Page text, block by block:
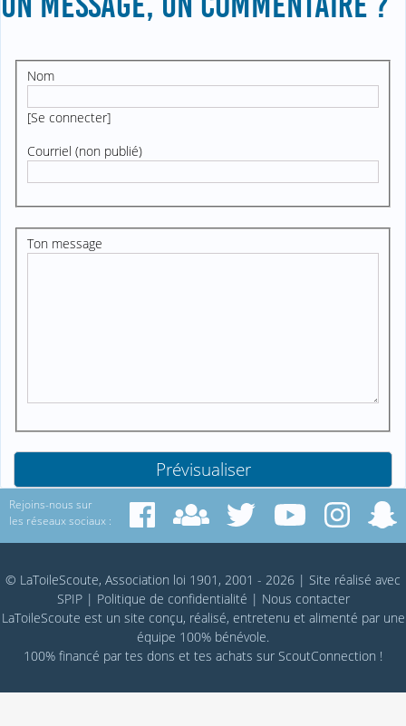
Nom
[Se connecter]
Courriel (non publié)
Ton message
Rejoins-nous sur
les réseaux sociaux :
© LaToileScoute, Association loi 1901, 2001 - 2026 | Site réalisé avec
SPIP| Politique de confidentialité | Nous contacter
LaToileScoute est un site conçu, réalisé, entretenu et alimenté par une
équipe 100% bénévole.
100% financé par tes dons et tes achats sur ScoutConnection !